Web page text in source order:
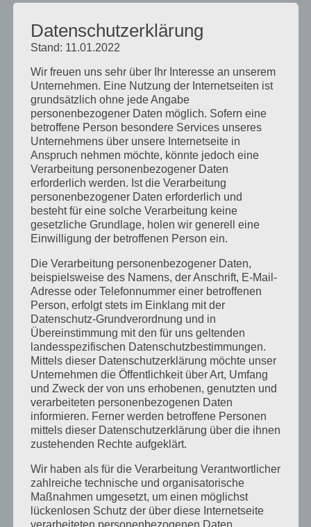
August 2018
Juli 2018
Mai 2018
April 2018
August 2017
Juli 2017
Juni 2017
August 2016
Juli 2016
November 2015
September 2015
August 2015
Juli 2015
Mai 2015
April 2015
August 2014
Juli 2014
Juni 2014
Januar 2014
August 2013
Juli 2013
Juni 2013
Datenschutzerklärung
Stand: 11.01.2022
Wir freuen uns sehr über Ihr Interesse an unserem
Unternehmen. Eine Nutzung der Internetseiten ist
grundsätzlich ohne jede Angabe
personenbezogener Daten möglich. Sofern eine
betroffene Person besondere Services unseres
Unternehmens über unsere Internetseite in
Anspruch nehmen möchte, könnte jedoch eine
Verarbeitung personenbezogener Daten
erforderlich werden. Ist die Verarbeitung
personenbezogener Daten erforderlich und
besteht für eine solche Verarbeitung keine
gesetzliche Grundlage, holen wir generell eine
Einwilligung der betroffenen Person ein.
Die Verarbeitung personenbezogener Daten,
beispielsweise des Namens, der Anschrift, E-Mail-
Adresse oder Telefonnummer einer betroffenen
Person, erfolgt stets im Einklang mit der
Datenschutz-Grundverordnung und in
Übereinstimmung mit den für uns geltenden
landesspezifischen Datenschutzbestimmungen.
Mittels dieser Datenschutzerklärung möchte unser
Unternehmen die Öffentlichkeit über Art, Umfang
und Zweck der von uns erhobenen, genutzten und
verarbeiteten personenbezogenen Daten
informieren. Ferner werden betroffene Personen
mittels dieser Datenschutzerklärung über die ihnen
zustehenden Rechte aufgeklärt.
Wir haben als für die Verarbeitung Verantwortlicher
zahlreiche technische und organisatorische
Maßnahmen umgesetzt, um einen möglichst
lückenlosen Schutz der über diese Internetseite
verarbeiteten personenbezogenen Daten